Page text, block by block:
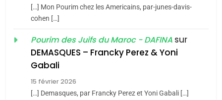
«Tu dis génocide, je dis
guerre»: La nouvelle
[…] Mon Pourim chez les Americains, par-junes-davis-
cohen […]
Pourim des Juifs du Maroc - DAFINA sur
DEMASQUES – Francky Perez & Yoni
Gabali
15 février 2026
[…] Demasques, par Francky Perez et Yoni Gabali […]
2025, l’année la plus
d’ADL contre
l’antisémitisme
FRANCE ISRAÉL
POURQUOI JE REVENDIQUE